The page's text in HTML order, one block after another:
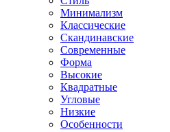
Минимализм
Классические
Скандинавские
Современные
Форма
Высокие
Квадратные
Угловые
Низкие
Особенности